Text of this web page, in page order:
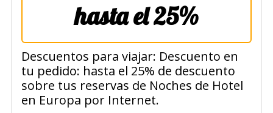
hasta el 25%
Descuentos para viajar: Descuento en
tu pedido: hasta el 25% de descuento
sobre tus reservas de Noches de Hotel
en Europa por Internet.